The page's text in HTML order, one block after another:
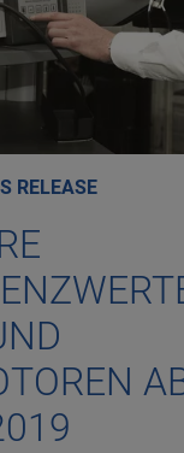
RELEASE